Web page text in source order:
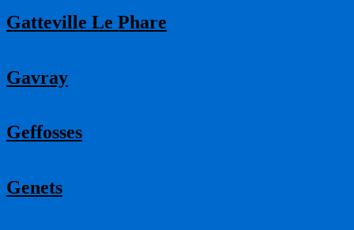
Gatteville Le Phare
Gavray
Geffosses
Genets